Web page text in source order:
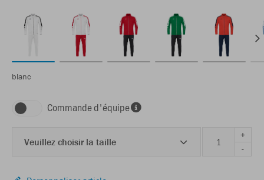
blanc
Commande d'équipe
Veuillez choisir la taille
+
-